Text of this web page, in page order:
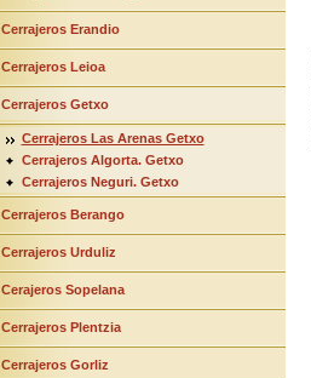
Cerrajeros Erandio
Cerrajeros Leioa
Cerrajeros Getxo
Cerrajeros Las Arenas Getxo
Cerrajeros Algorta. Getxo
Cerrajeros Neguri. Getxo
Cerrajeros Berango
Cerrajeros Urduliz
Cerajeros Sopelana
Cerrajeros Plentzia
Cerrajeros Gorliz